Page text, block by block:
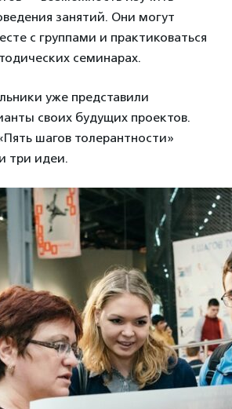
занятий. Они могут
с группами и практиковаться
семинарах.
уже представили
своих будущих проектов.
шагов толерантности»
три идеи.